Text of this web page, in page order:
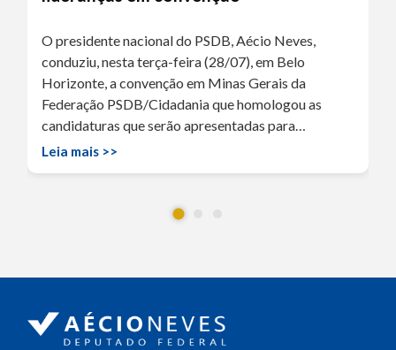
O presidente nacional do PSDB, Aécio Neves,
conduziu, nesta terça-feira (28/07), em Belo
Horizonte, a convenção em Minas Gerais da
Federação PSDB/Cidadania que homologou as
candidaturas que serão apresentadas para…
Leia mais >>